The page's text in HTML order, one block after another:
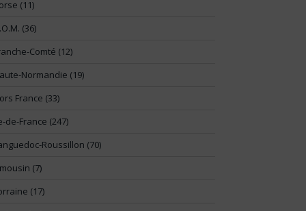
(11)
(36)
Comté (12)
Normandie (19)
France (33)
de-France (247)
Roussillon (70)
(7)
(17)